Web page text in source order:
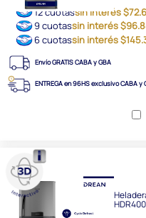
12 cuotassin interés
9 cuotassin interés
6 cuotassin interés
Envío GRATIS CABA y GBA
ENTREGA en 96HS exclusivo CABA y